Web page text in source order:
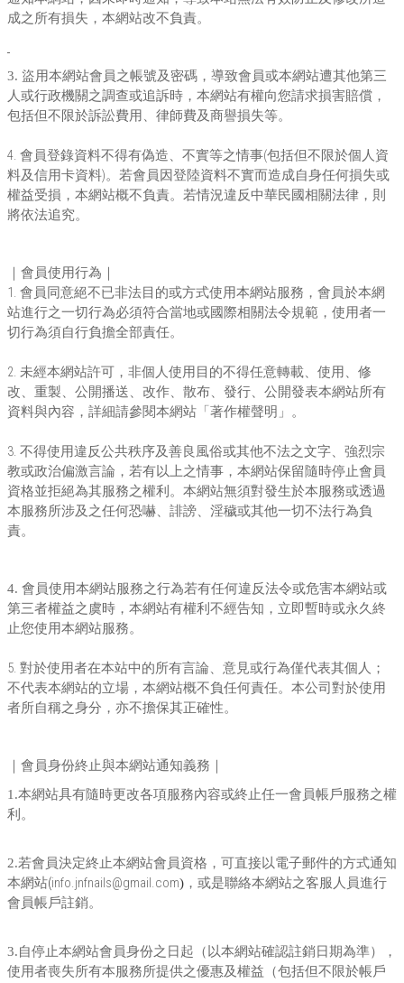
成之所有損失，本網站改不負責。
3. 盜用本網站會員之帳號及密碼，導致會員或本網站遭其他第三
人或行政機關之調查或追訴時，本網站有權向您請求損害賠償，
包括但不限於訴訟費用、律師費及商譽損失等。
4. 會員登錄資料不得有偽造、不實等之情事(包括但不限於個人資
料及信用卡資料)。若會員因登陸資料不實而造成自身任何損失或
權益受損，本網站概不負責。若情況違反中華民國相關法律，則
將依法追究。
｜會員使用行為｜
1. 會員同意絕不已非法目的或方式使用本網站服務，會員於本網
站進行之一切行為必須符合當地或國際相關法令規範，使用者一
切行為須自行負擔全部責任。
2. 未經本網站許可，非個人使用目的不得任意轉載、使用、修
改、重製、公開播送、改作、散布、發行、公開發表本網站所有
資料與內容，詳細請參閱本網站「著作權聲明」。
3. 不得使用違反公共秩序及善良風俗或其他不法之文字、強烈宗
教或政治偏激言論，若有以上之情事，本網站保留隨時停止會員
資格並拒絕為其服務之權利。本網站無須對發生於本服務或透過
本服務所涉及之任何恐嚇、誹謗、淫穢或其他一切不法行為負
責。
4. 會員使用本網站服務之行為若有任何違反法令或危害本網站或
第三者權益之虞時，本網站有權利不經告知，立即暫時或永久終
止您使用本網站服務。
5. 對於使用者在本站中的所有言論、意見或行為僅代表其個人；
不代表本網站的立場，本網站概不負任何責任。本公司對於使用
者所自稱之身分，亦不擔保其正確性。
｜會員身份終止與本網站通知義務｜
1.本網站具有隨時更改各項服務內容或終止任一會員帳戶服務之權
利。
2.若會員決定終止本網站會員資格，可直接以電子郵件的方式通知
本網站(info.jnfnails@gmail.com) ，或是聯絡本網站之客服人員進行
會員帳戶註銷。
3.自停止本網站會員身份之日起（以本網站確認註銷日期為準），
使用者喪失所有本服務所提供之優惠及權益（包括但不限於帳戶